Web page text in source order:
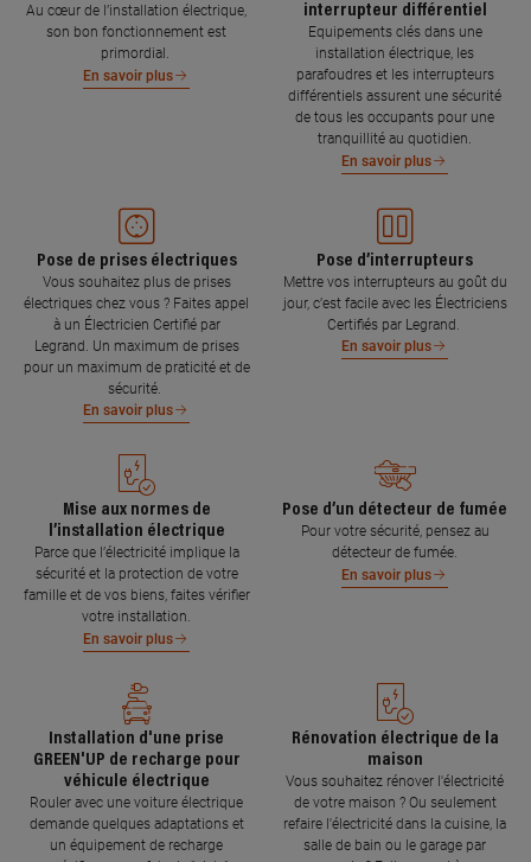
Au cœur de l’installation électrique,
son bon fonctionnement est
primordial.
En savoir plus
interrupteur différentiel
Equipements clés dans une
installation électrique, les
parafoudres et les interrupteurs
différentiels assurent une sécurité
de tous les occupants pour une
tranquillité au quotidien.
En savoir plus
Pose de prises électriques
Vous souhaitez plus de prises
électriques chez vous ? Faites appel
à un Électricien Certifié par
Legrand. Un maximum de prises
pour un maximum de praticité et de
sécurité.
En savoir plus
Pose d’interrupteurs
Mettre vos interrupteurs au goût du
jour, c’est facile avec les Électriciens
Certifiés par Legrand.
En savoir plus
Mise aux normes de
l’installation électrique
Parce que l’électricité implique la
sécurité et la protection de votre
famille et de vos biens, faites vérifier
votre installation.
En savoir plus
Pose d’un détecteur de fumée
Pour votre sécurité, pensez au
détecteur de fumée.
En savoir plus
Installation d'une prise
GREEN'UP de recharge pour
véhicule électrique
Rouler avec une voiture électrique
demande quelques adaptations et
un équipement de recharge
Rénovation électrique de la
maison
Vous souhaitez rénover l'électricité
de votre maison ? Ou seulement
refaire l'électricité dans la cuisine, la
salle de bain ou le garage par